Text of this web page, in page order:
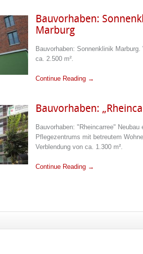
Bauvorhaben:
Marburg
Bauvorhaben: Sonnenklinik Marburg.
ca. 2.500 m².
Continue Reading →
Bauvorhaben:
Bauvorhaben: "Rheincarree" Neubau
Pflegezentrums mit betreutem
Verblendung von ca. 1.300 m².
Continue Reading →